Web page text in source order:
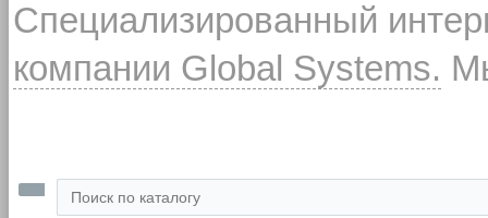
Специализированный
компании Global Systems.